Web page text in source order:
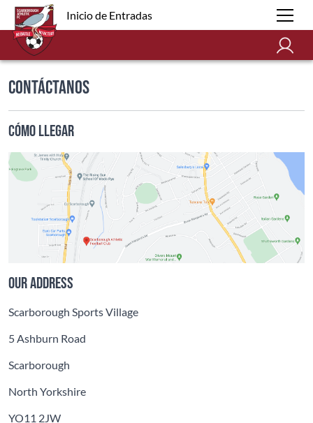
Inicio de Entradas
Contáctanos
Cómo Llegar
Our address
Scarborough Sports Village
5 Ashburn Road
Scarborough
North Yorkshire
YO11 2JW